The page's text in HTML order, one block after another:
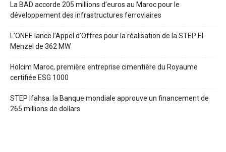
La BAD accorde 205 millions d’euros au Maroc pour le
développement des infrastructures ferroviaires
L’ONEE lance l’Appel d’Offres pour la réalisation de la STEP El
Menzel de 362 MW
Holcim Maroc, première entreprise cimentière du Royaume
certifiée ESG 1000
STEP Ifahsa: la Banque mondiale approuve un financement de
265 millions de dollars